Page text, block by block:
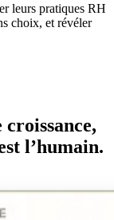
leurs pratiques RH
choix, et révéler
l’humain.